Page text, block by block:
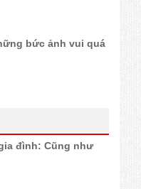
bức ảnh vui quá
đình: Cũng như